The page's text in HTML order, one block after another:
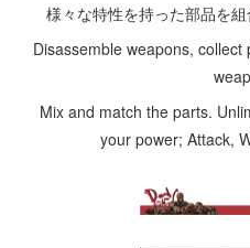
様々な特性を持った部品を組
Disassemble weapons,
Mix and match the parts.
your power; Attack,